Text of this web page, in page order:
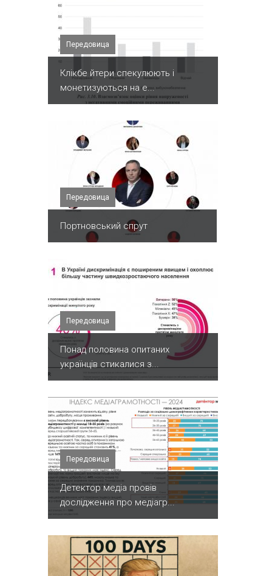
Передовица
Клікбе йтери спекулюють і
монетизуються на е...
Передовица
Портновський спрут
Передовица
Понад половина опитаних
українців стикалися з...
Передовица
Детектор медіа провів
дослідження про медіагр...